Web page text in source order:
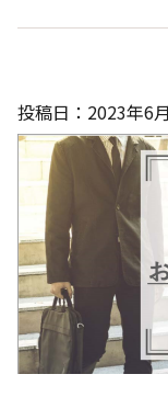
投稿日：2023年6